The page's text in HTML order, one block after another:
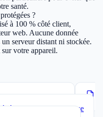
santé.
?
à 100 % côté client,
web. Aucune donnée
serveur distant ni stockée.
votre appareil.
de casse
de mots de passe